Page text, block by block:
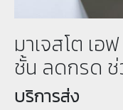
มาเจสโต เ
ชั้น ลดกรด
บริการส่ง